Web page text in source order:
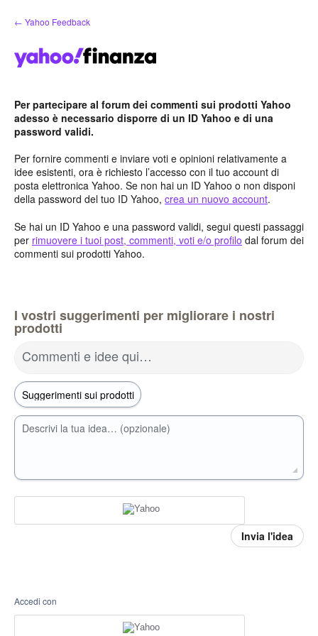
Salta
al
← Yahoo Feedback
Per partecipare al forum dei commenti sui prodotti Yahoo
adesso è necessario disporre di un ID Yahoo e di una
password validi.
Per fornire commenti e inviare voti e opinioni relativamente a
idee esistenti, ora è richiesto l’accesso con il tuo account di
posta elettronica Yahoo. Se non hai un ID Yahoo o non disponi
della password del tuo ID Yahoo, crea un nuovo account.
Se hai un ID Yahoo e una password validi, segui questi passaggi
per rimuovere i tuoi post, commenti, voti e/o profilo dal forum dei
commenti sui prodotti Yahoo.
I vostri suggerimenti per migliorare i nostri
prodotti
Commenti e idee qui…
Descrivi la tua idea… (opzionale)
Invia l'idea
Accedi con